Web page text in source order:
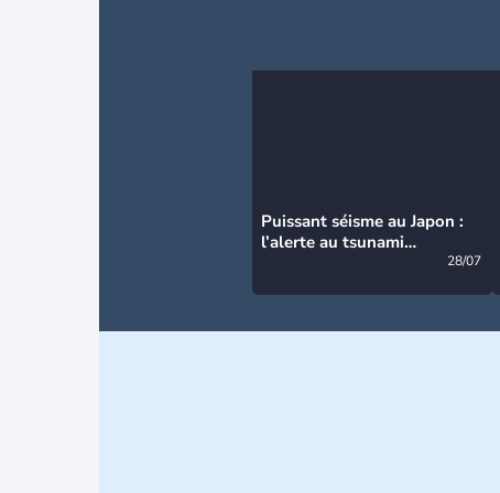
Puissant séisme au Japon :
l’alerte au tsunami
28/07